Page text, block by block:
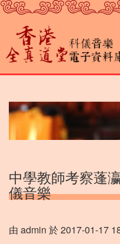
移
容
中學教師考察蓬
儀音樂
由 admin 於2017-01-17